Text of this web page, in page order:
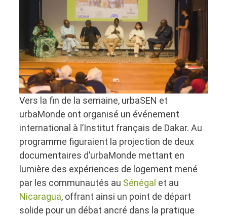
Vers la fin de la semaine, urbaSEN et
urbaMonde ont organisé un événement
international à l’Institut français de Dakar. Au
programme figuraient la projection de deux
documentaires d’urbaMonde mettant en
lumière des expériences de logement mené
par les communautés au Sénégal et au
Nicaragua, offrant ainsi un point de départ
solide pour un débat ancré dans la pratique